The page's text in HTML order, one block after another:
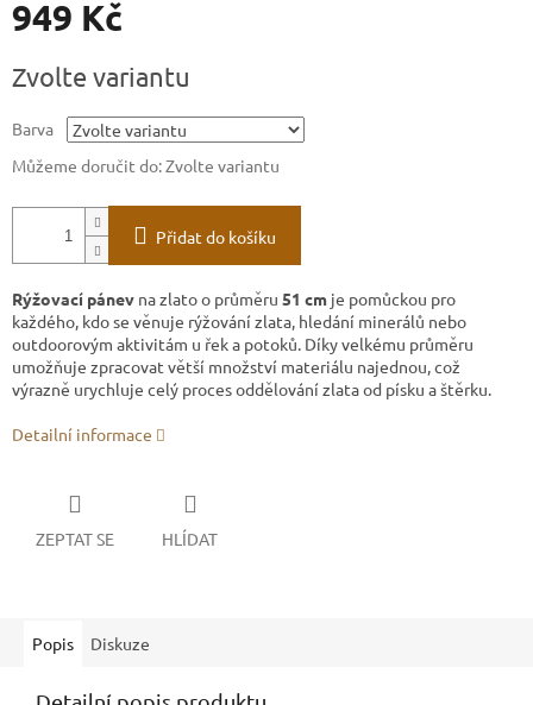
949 Kč
cena:
Zvolte variantu
Barva
Můžeme doručit do:Zvolte variantu
Přidat do košíku
Rýžovací pánev na zlato o průměru 51 cm je pomůckou pro
každého, kdo se věnuje rýžování zlata, hledání minerálů nebo
outdoorovým aktivitám u řek a potoků. Díky velkému průměru
umožňuje zpracovat větší množství materiálu najednou, což
výrazně urychluje celý proces oddělování zlata od písku a štěrku.
Detailní informace
ZEPTAT SE HLÍDAT
Popis Diskuze